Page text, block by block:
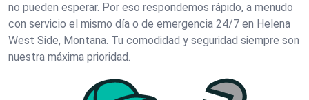
no pueden esperar. Por eso respondemos rápido, a menudo
con servicio el mismo día o de emergencia 24/7 en Helena
West Side, Montana. Tu comodidad y seguridad siempre son
nuestra máxima prioridad.